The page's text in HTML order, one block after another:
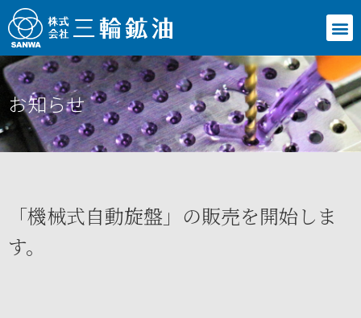
お知らせ
「機械式自動旋盤」の販売を開始しま
す。